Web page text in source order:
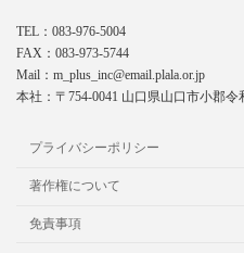
TEL：083-976-5004
FAX：083-973-5744
Mail：m_plus_inc@email.plala.or.jp
本社：〒754-0041 山口県山口市小郡令
プライバシーポリシー
著作権について
免責事項